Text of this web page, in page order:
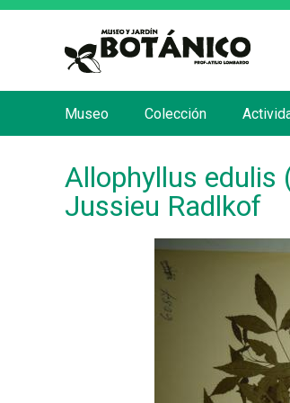
Allophyllus edulis
Jussieu Radlkof
n
ú
Museo Colección